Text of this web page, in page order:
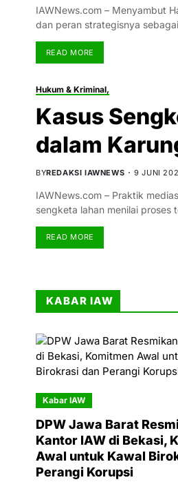
IAWNews.com – Menyambut
dan peran strategisnya
READ MORE
Hukum & Kriminal,
Kasus
dalam
BYREDAKSI IAWNEWS 9 JUNI
IAWNews.com – Praktik
sengketa lahan menilai
READ MORE
KABAR IAW
Kabar IAW
DPW Jawa Barat
Kantor IAW di Bekasi,
Awal untuk Kawal
Perangi Korupsi